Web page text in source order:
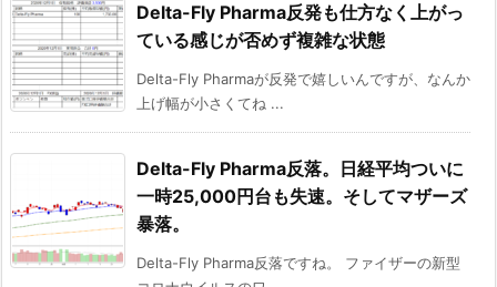
Delta-Fly Pharma反発も仕方なく上がっ
ている感じが否めず複雑な状態
Delta-Fly Pharmaが反発で嬉しいんですが、なんか
上げ幅が小さくてね ...
Delta-Fly Pharma反落。日経平均ついに
一時25,000円台も失速。そしてマザーズ
暴落。
Delta-Fly Pharma反落ですね。 ファイザーの新型